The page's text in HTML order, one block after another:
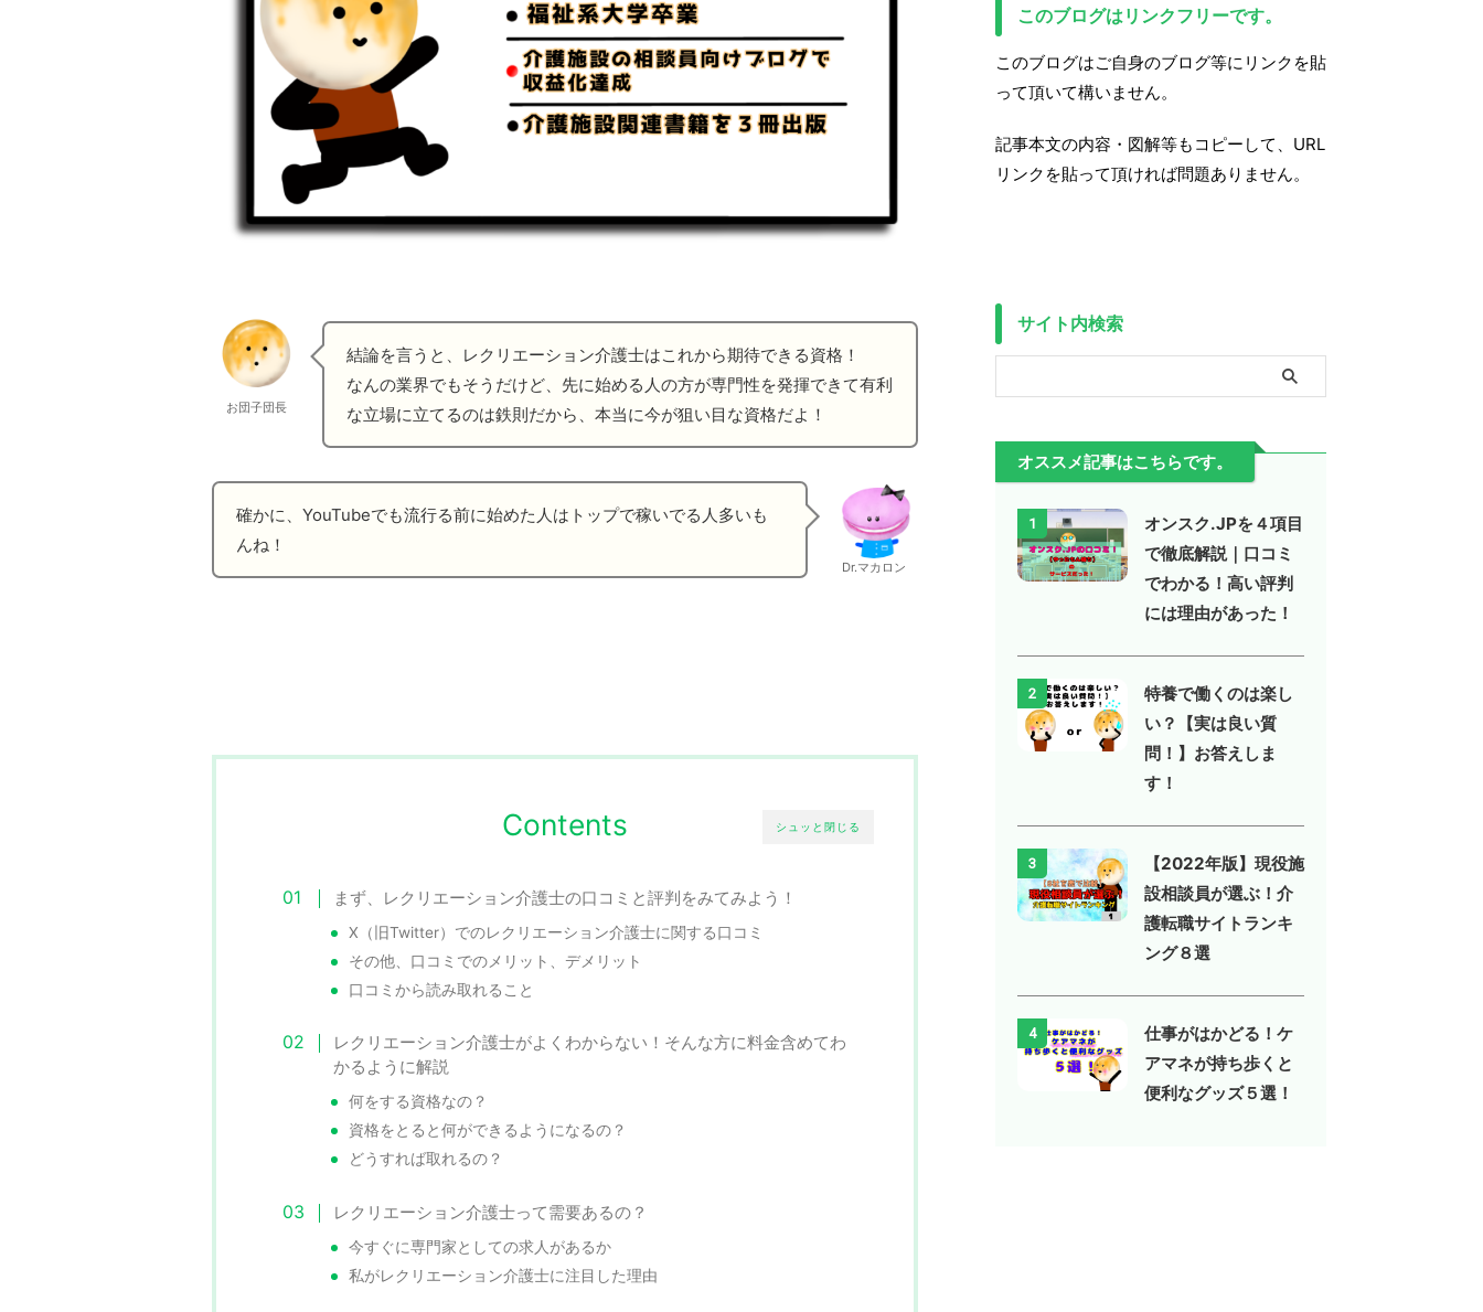
お団子団長
結論を言うと、レクリエーション介護士はこれから期待できる資格！
なんの業界でもそうだけど、先に始める人の方が専門性を発揮できて有利
な立場に立てるのは鉄則だから、本当に今が狙い目な資格だよ！
確かに、YouTubeでも流行る前に始めた人はトップで稼いでる人多いも
んね！
Dr.マカロン
シュッと閉じる
Contents
まず、レクリエーション介護士の口コミと評判をみてみよう！
X（旧Twitter）でのレクリエーション介護士に関する口コミ
その他、口コミでのメリット、デメリット
口コミから読み取れること
レクリエーション介護士がよくわからない！そんな方に料金含めてわ
かるように解説
何をする資格なの？
資格をとると何ができるようになるの？
どうすれば取れるの？
レクリエーション介護士って需要あるの？
今すぐに専門家としての求人があるか
私がレクリエーション介護士に注目した理由
このブログはリンクフリーです。
このブログはご自身のブログ等にリンクを貼
って頂いて構いません。
記事本文の内容・図解等もコピーして、URL
リンクを貼って頂ければ問題ありません。
サイト内検索
オススメ記事はこちらです。
1
オンスク.JPを４項目
で徹底解説｜口コミ
でわかる！高い評判
には理由があった！
2
特養で働くのは楽し
い？【実は良い質
問！】お答えしま
す！
3
【2022年版】現役施
設相談員が選ぶ！介
護転職サイトランキ
ング８選
4
仕事がはかどる！ケ
アマネが持ち歩くと
便利なグッズ５選！